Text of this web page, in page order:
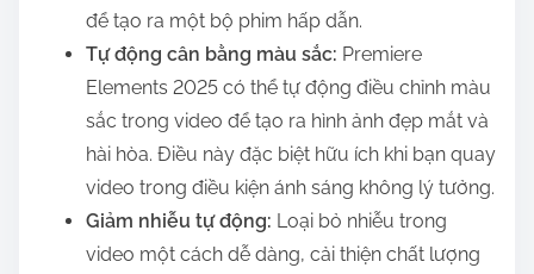
để tạo ra một bộ phim hấp dẫn.
Tự động cân bằng màu sắc: Premiere
Elements 2025 có thể tự động điều chỉnh màu
sắc trong video để tạo ra hình ảnh đẹp mắt và
hài hòa. Điều này đặc biệt hữu ích khi bạn quay
video trong điều kiện ánh sáng không lý tưởng.
Giảm nhiễu tự động: Loại bỏ nhiễu trong
video một cách dễ dàng, cải thiện chất lượng